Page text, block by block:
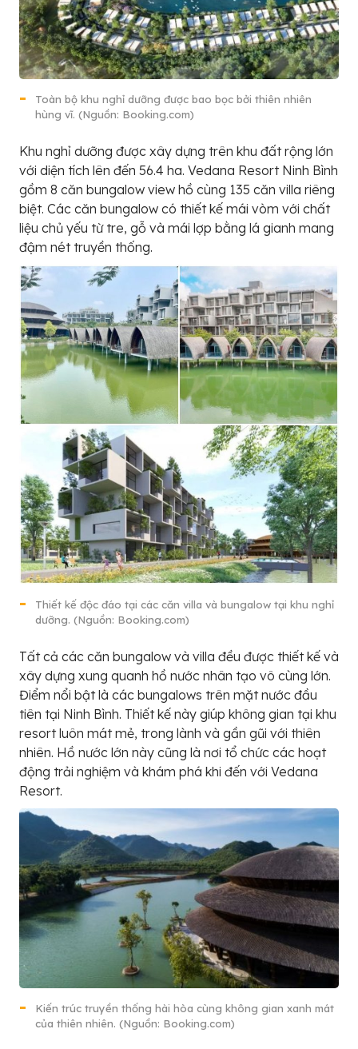
Toàn bộ khu nghỉ dưỡng được bao bọc bởi thiên nhiên
hùng vĩ. (Nguồn: Booking.com)
Khu nghỉ dưỡng được xây dựng trên khu đất rộng lớn
với diện tích lên đến 56.4 ha. Vedana Resort Ninh Bình
gồm 8 căn bungalow view hồ cùng 135 căn villa riêng
biệt. Các căn bungalow có thiết kế mái vòm với chất
liệu chủ yếu từ tre, gỗ và mái lợp bằng lá gianh mang
đậm nét truyền thống.
Thiết kế độc đáo tại các căn villa và bungalow tại khu nghỉ
dưỡng. (Nguồn: Booking.com)
Tất cả các căn bungalow và villa đều được thiết kế và
xây dựng xung quanh hồ nước nhân tạo vô cùng lớn.
Điểm nổi bật là các bungalows trên mặt nước đầu
tiên tại Ninh Bình. Thiết kế này giúp không gian tại khu
resort luôn mát mẻ, trong lành và gần gũi với thiên
nhiên. Hồ nước lớn này cũng là nơi tổ chức các hoạt
động trải nghiệm và khám phá khi đến với Vedana
Resort.
Kiến trúc truyền thống hài hòa cùng không gian xanh mát
của thiên nhiên. (Nguồn: Booking.com)